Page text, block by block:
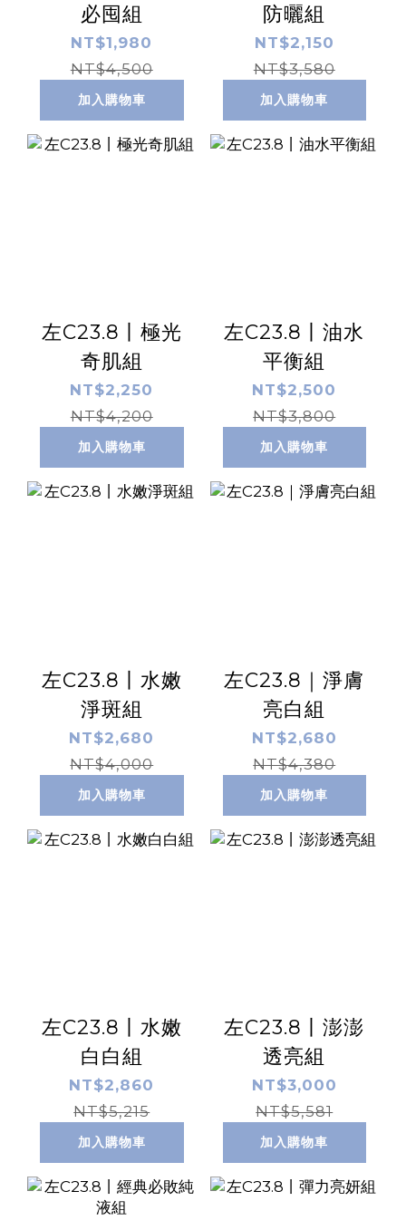
必囤組
NT$1,980
NT$4,500
加入購物車
防曬組
NT$2,150
NT$3,580
加入購物車
左C23.8丨極光
奇肌組
NT$2,250
NT$4,200
加入購物車
左C23.8丨油水
平衡組
NT$2,500
NT$3,800
加入購物車
左C23.8丨水嫩
淨斑組
NT$2,680
NT$4,000
加入購物車
左C23.8｜淨膚
亮白組
NT$2,680
NT$4,380
加入購物車
左C23.8丨水嫩
白白組
NT$2,860
NT$5,215
加入購物車
左C23.8丨澎澎
透亮組
NT$3,000
NT$5,581
加入購物車